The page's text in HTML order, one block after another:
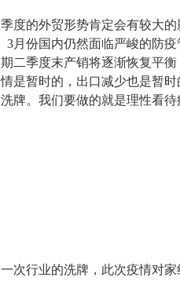
的外贸形势肯定会有较大的
月份国内仍然面临严峻的防
二季度末产销将逐渐恢复平
是暂时的，出口减少也是暂
牌。我们要做的就是理性看
行业的洗牌，此次疫情对家